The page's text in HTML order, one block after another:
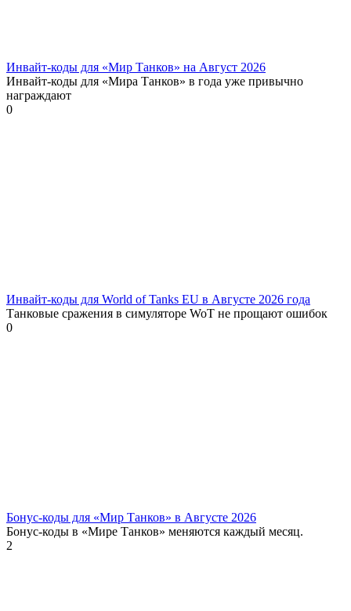
Инвайт-коды для «Мир Танков» на Август 2026
Инвайт-коды для «Мира Танков» в года уже привычно
награждают
0
Инвайт-коды для World of Tanks EU в Августе 2026 года
Танковые сражения в симуляторе WoT не прощают ошибок
0
Бонус-коды для «Мир Танков» в Августе 2026
Бонус-коды в «Мире Танков» меняются каждый месяц.
2